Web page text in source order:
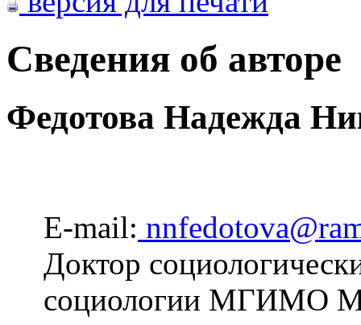
Сведения об авторе
Федотова Надежда
E-mail:
Доктор
социологии МГИМО